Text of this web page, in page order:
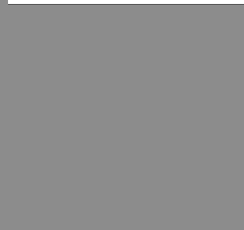
dann
überspringen